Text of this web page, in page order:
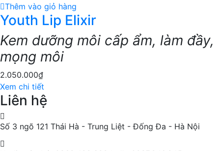
Thêm vào giỏ hàng
Youth Lip Elixir
Kem dưỡng môi cấp ẩm, làm đầy,
mọng môi
2.050.000₫
Xem chi tiết
Liên hệ
Số 3 ngõ 121 Thái Hà - Trung Liệt - Đống Đa - Hà Nội